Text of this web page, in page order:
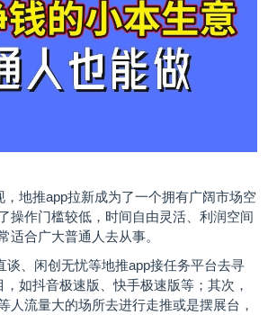
，地推app拉新成为了一个拥有广阔市场空
操作门槛较低，时间自由灵活、利润空间
适合广大普通人去从事。
谈 、闲创无忧等地推app接任务平台去寻
如抖音极速版、快手极速版等；其次，
人流量大的场所去进行走推或是摆展台，